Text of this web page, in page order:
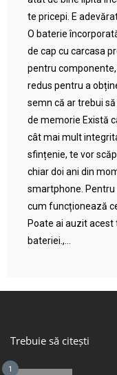
te pricepi. E
O baterie
de cap cu carcasa
pentru
redus pentru a
semn că ar trebui
de memorie Există
cât mai mult
sfințenie, te vor
chiar doi ani din
smartphone. Pentru
cum funcționează
Poate ai auzit
bateriei.,...
Trebuie să citești
1